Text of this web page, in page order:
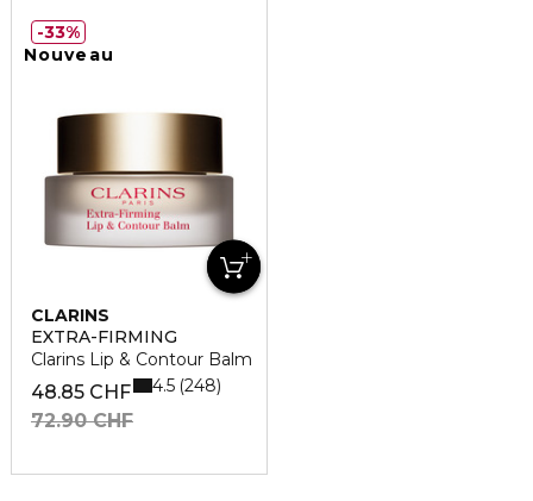
Nouveau
CLARINS
EXTRA-FIRMING
Clarins Lip & Contour Balm
48.85 CHF
72.90 CHF
4.5 248
33%